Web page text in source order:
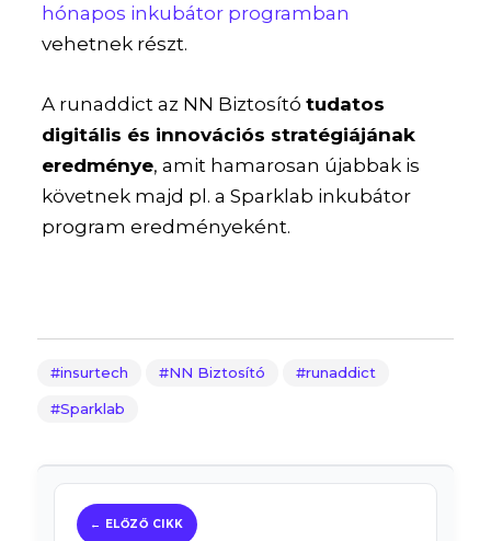
hónapos inkubátor programban
vehetnek részt.
A runaddict az NN Biztosítótudatos
digitális és innovációs stratégiájának
eredménye, amit hamarosan újabbak is
követnek majd pl. a Sparklab inkubátor
program eredményeként.
insurtech NN Biztosító runaddict
Sparklab